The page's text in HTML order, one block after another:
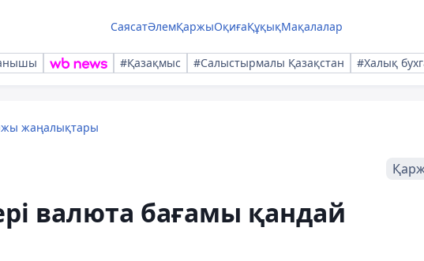
СаясатӘлемҚаржыОқиғаҚұқықМақалалар
#Қазақмыс #Салыстырмалы Қазақстан #Халық
жаңалықтары
валюта бағамы қандай